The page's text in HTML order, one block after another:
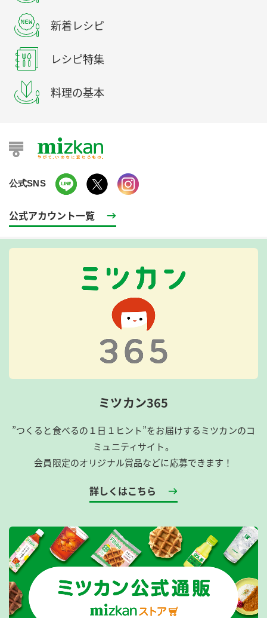
新着レシピ
レシピ特集
料理の基本
公式SNS
公式アカウント一覧
ミツカン365
”つくると食べるの１日１ヒント”をお届けするミツカンのコ
ミュニティサイト。
会員限定のオリジナル賞品などに応募できます！
詳しくはこちら